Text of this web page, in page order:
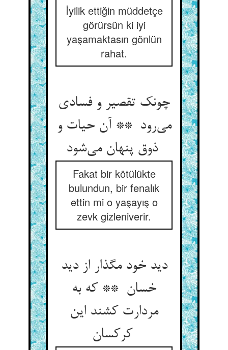
İyilik ettiğin müddetçe
görürsün ki iyi
yaşamaktasın gönlün
rahat.
چونک تقصیر و فسادی
می‌رود ** آن حیات و
ذوق پنهان می‌شود
Fakat bir kötülükte
bulundun, bir fenalık
ettin mi o yaşayış o
zevk gizleniverir.
دید خود مگذار از دید
خسان ** که به
مردارت کشند این
کرکسان